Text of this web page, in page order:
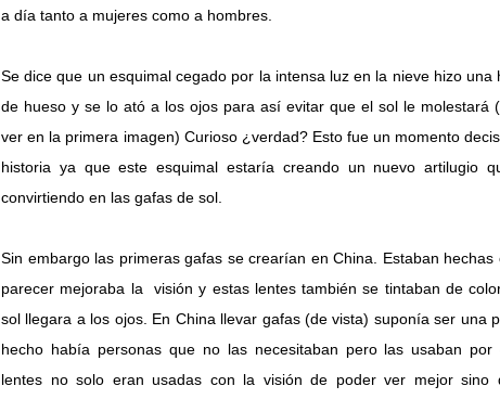
a día tanto a mujeres como a hombres.
Se dice que un esquimal cegado por la intensa luz en la nieve hizo una
de hueso y se lo ató a los ojos para así evitar que el sol le molestará
ver en la primera imagen) Curioso ¿verdad? Esto fue un momento
historia ya que este esquimal estaría creando un nuevo artilugio
convirtiendo en las gafas de sol.
Sin embargo las primeras gafas se crearían en China. Estaban
parecer mejoraba la visión y estas lentes también se tintaban de
sol llegara a los ojos. En China llevar gafas (de vista) suponía ser una
hecho había personas que no las necesitaban pero las usaban
lentes no solo eran usadas con la visión de poder ver mejor sino